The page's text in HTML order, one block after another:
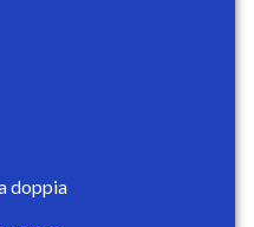
doppia